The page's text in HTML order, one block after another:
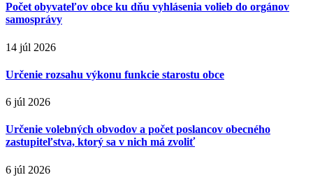
Počet obyvateľov obce ku dňu vyhlásenia volieb do orgánov
samosprávy
14 júl 2026
Určenie rozsahu výkonu funkcie starostu obce
6 júl 2026
Určenie volebných obvodov a počet poslancov obecného
zastupiteľstva, ktorý sa v nich má zvoliť
6 júl 2026